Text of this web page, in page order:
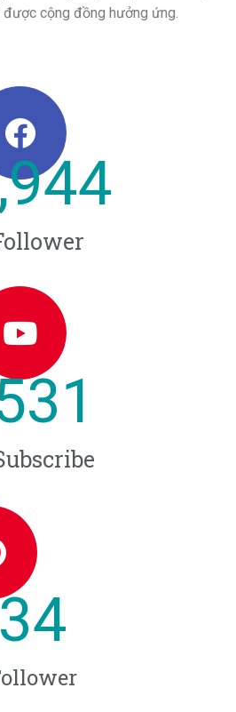
cộng đồng hưởng ứng.